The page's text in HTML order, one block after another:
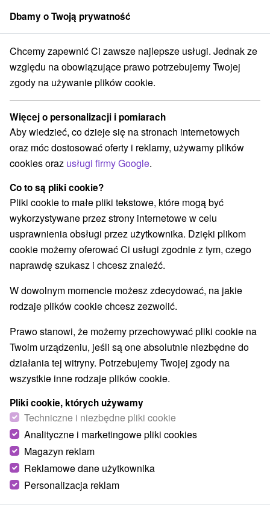
członek grupySorger
Drevenice Východné Slovensko Košický kraj Smižany
Najtańsze drevenice Smižany
Kategorie
Wszystkie kategorie
Hotele na Slovacji(1)
Apartmány(3) Chaty na prenájom
Penzióny (8) Priváty(2)
Wybierz lokalizację lub datę
NAJTAŃSZE NAJDROŻSZE NA PODSTAWIE
Chata pri Lipe Košiarny Briežok
Dbamy o Twoją prywatność
Chcemy zapewnić Ci zawsze najlepsze usługi. Jednak ze
względu na obowiązujące prawo potrzebujemy Twojej
zgody na używanie plików cookie.
Więcej o personalizacji i pomiarach
Aby wiedzieć, co dzieje się na stronach internetowych
oraz móc dostosować oferty i reklamy, używamy plików
cookies oraz usługi firmy Google.
Co to są pliki cookie?
Pliki cookie to małe pliki tekstowe, które mogą być
wykorzystywane przez strony internetowe w celu
usprawnienia obsługi przez użytkownika. Dzięki plikom
cookie możemy oferować Ci usługi zgodnie z tym, czego
naprawdę szukasz i chcesz znaleźć.
W dowolnym momencie możesz zdecydować, na jakie
rodzaje plików cookie chcesz zezwolić.
Prawo stanowi, że możemy przechowywać pliki cookie na
Twoim urządzeniu, jeśli są one absolutnie niezbędne do
działania tej witryny. Potrzebujemy Twojej zgody na
wszystkie inne rodzaje plików cookie.
Pliki cookie, których używamy
Techniczne i niezbędne pliki cookie
Analityczne i marketingowe pliki cookies
Magazyn reklam
Reklamowe dane użytkownika
Personalizacja reklam